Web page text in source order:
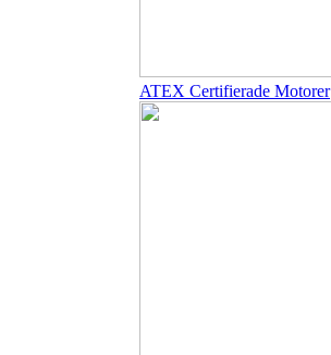
ATEX Certifierade Motorer